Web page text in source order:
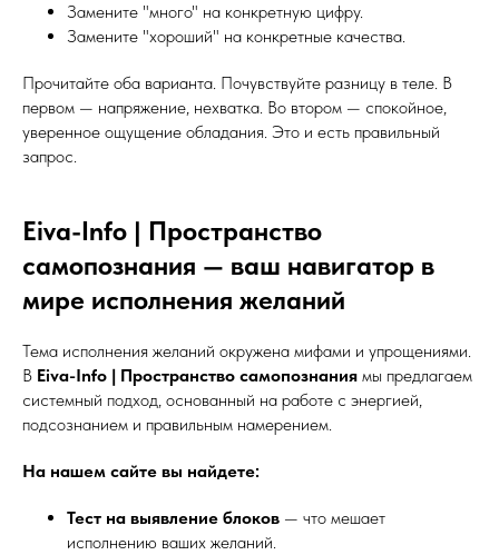
Замените "много" на конкретную цифру.
Замените "хороший" на конкретные качества.
Прочитайте оба варианта. Почувствуйте разницу в теле. В
первом — напряжение, нехватка. Во втором — спокойное,
уверенное ощущение обладания. Это и есть правильный
запрос.
Eiva-Info | Пространство
самопознания — ваш навигатор в
мире исполнения желаний
Тема исполнения желаний окружена мифами и упрощениями.
В Eiva-Info | Пространство самопознания мы предлагаем
системный подход, основанный на работе с энергией,
подсознанием и правильным намерением.
На нашем сайте вы найдете:
Тест на выявление блоков — что мешает
исполнению ваших желаний.